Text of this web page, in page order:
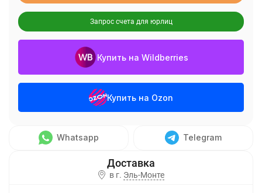
Запрос счета для юрлиц
Купить на Wildberries
Купить на Ozon
Whatsapp Telegram
в г. Эль-Монте